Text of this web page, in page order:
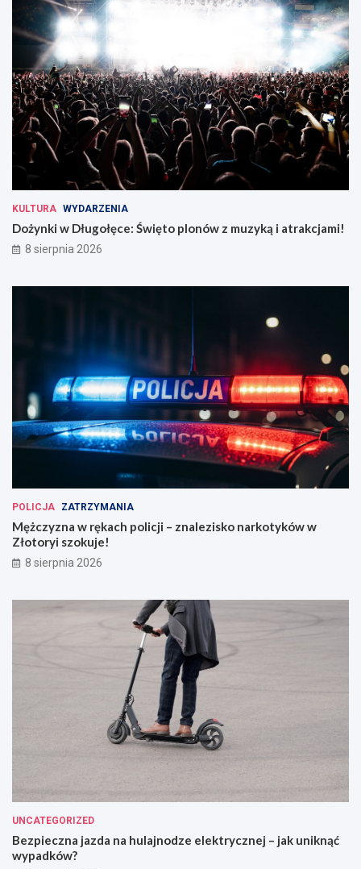
KULTURA WYDARZENIA
Dożynki w Długołęce: Święto plonów z muzyką i atrakcjami!
8 sierpnia 2026
POLICJA ZATRZYMANIA
Mężczyzna w rękach policji – znalezisko narkotyków w
Złotoryi szokuje!
8 sierpnia 2026
UNCATEGORIZED
Bezpieczna jazda na hulajnodze elektrycznej – jak uniknąć
wypadków?